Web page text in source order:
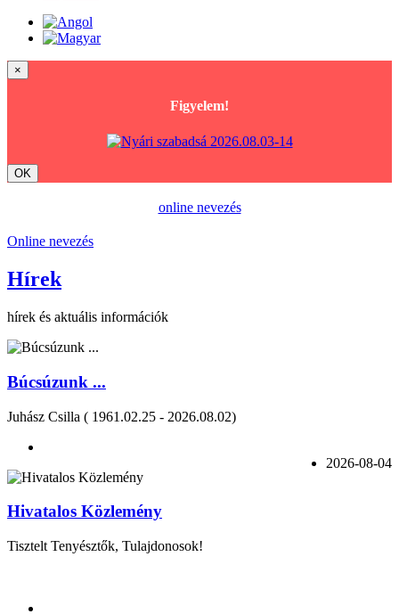
×
Figyelem!
OK
online nevezés
Online nevezés
Hírek
hírek és aktuális információk
Búcsúzunk ...
Juhász Csilla ( 1961.02.25 - 2026.08.02)
2026-08-04
Hivatalos Közlemény
Tisztelt Tenyésztők, Tulajdonosok!